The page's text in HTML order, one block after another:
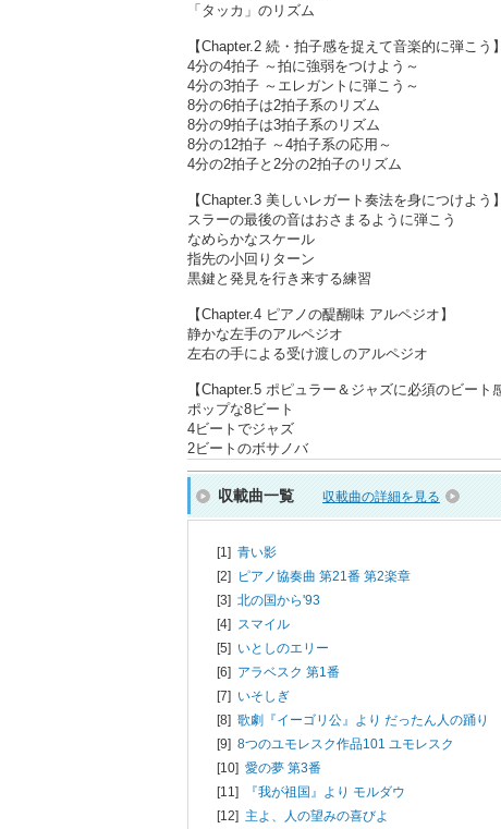
「タッカ」のリズム
【Chapter.2 続・拍子感を捉えて音楽的に弾こう】
4分の4拍子 ～拍に強弱をつけよう～
4分の3拍子 ～エレガントに弾こう～
8分の6拍子は2拍子系のリズム
8分の9拍子は3拍子系のリズム
8分の12拍子 ～4拍子系の応用～
4分の2拍子と2分の2拍子のリズム
【Chapter.3 美しいレガート奏法を身につけよう】
スラーの最後の音はおさまるように弾こう
なめらかなスケール
指先の小回りターン
黒鍵と発見を行き来する練習
【Chapter.4 ピアノの醍醐味 アルペジオ】
静かな左手のアルペジオ
左右の手による受け渡しのアルペジオ
【Chapter.5 ポピュラー＆ジャズに必須のビート
ポップな8ビート
4ビートでジャズ
2ビートのボサノバ
収載曲一覧 収載曲の詳細を見る
[1] 青い影
[2] ピアノ協奏曲 第21番 第2楽章
[3] 北の国から'93
[4] スマイル
[5] いとしのエリー
[6] アラベスク 第1番
[7] いそしぎ
[8] 歌劇『イーゴリ公』より だったん人の踊り
[9] 8つのユモレスク作品101 ユモレスク
[10] 愛の夢 第3番
[11]
『我が祖国』より モルダウ
[12] 主よ、人の望みの喜びよ